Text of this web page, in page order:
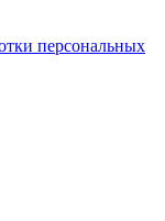
персональных